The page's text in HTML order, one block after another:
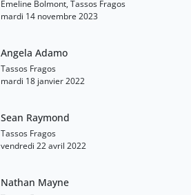
Emeline Bolmont, Tassos Fragos
mardi 14 novembre 2023
Angela Adamo
Tassos Fragos
mardi 18 janvier 2022
Sean Raymond
Tassos Fragos
vendredi 22 avril 2022
Nathan Mayne